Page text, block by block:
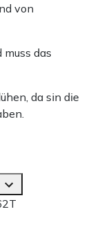
von
das
da sin die